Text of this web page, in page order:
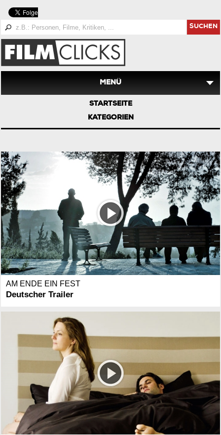
SUCHEN
MENÜ
STARTSEITE
KATEGORIEN
AM ENDE EIN FEST
Deutscher Trailer